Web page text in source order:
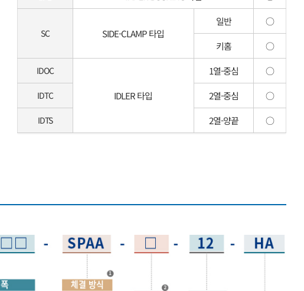
SC SIDE-CLAMP 타입
일반
○
키홈
○
IDOC
IDLER 타입
1열-중심 ○
IDTC 2열-중심 ○
IDTS 2열-양끝 ○